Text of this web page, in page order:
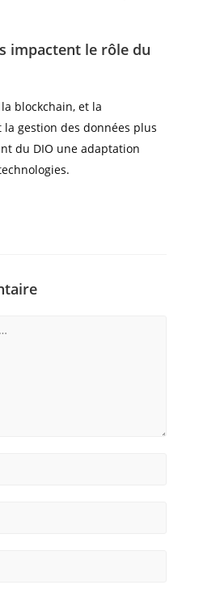
impactent le rôle du
blockchain, et la
gestion des données plus
du DIO une adaptation